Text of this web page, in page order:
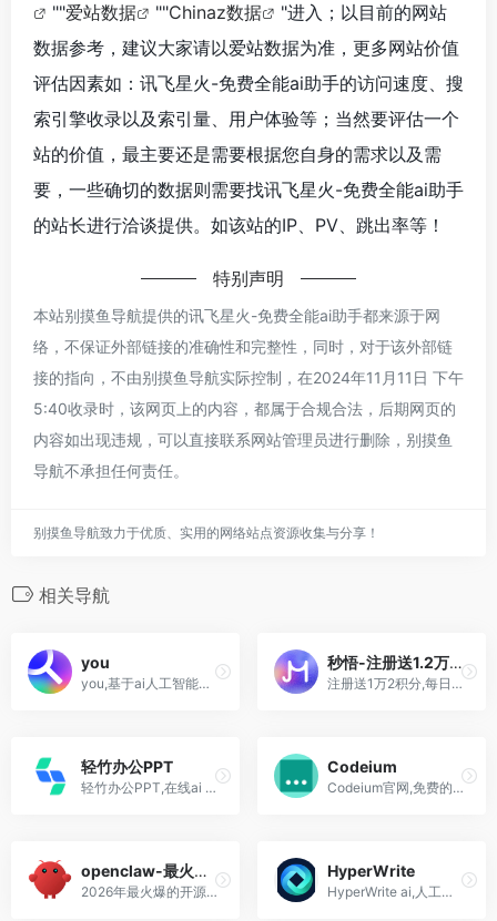
""爱站数据 ""Chinaz数据
"进入；以目前的网站
数据参考，建议大家请以爱站数据为准，更多网站价值
评估因素如：讯飞星火-免费全能ai助手的访问速度、搜
索引擎收录以及索引量、用户体验等；当然要评估一个
站的价值，最主要还是需要根据您自身的需求以及需
要，一些确切的数据则需要找讯飞星火-免费全能ai助手
的站长进行洽谈提供。如该站的IP、PV、跳出率等！
特别声明
本站别摸鱼导航提供的讯飞星火-免费全能ai助手都来源于网
络，不保证外部链接的准确性和完整性，同时，对于该外部链
接的指向，不由别摸鱼导航实际控制，在2024年11月11日 下午
5:40收录时，该网页上的内容，都属于合规合法，后期网页的
内容如出现违规，可以直接联系网站管理员进行删除，别摸鱼
导航不承担任何责任。
别摸鱼导航致力于优质、实用的网络站点资源收集与分享！
相关导航
you
you,基于ai人工智能搜索引擎,聊天机器人,代码编写,文本写作,图片生成
秒悟-注册送1.2万积分
注册送1万2积分,每日登录送2000积分! 是阿里云推出的零代码AI应用创作平台，无需编程基础，仅靠自然语言描述需求，即可依托多模型协同，分钟级生成含前后端、数据库的完整网页与应用，自动调配云端资源并一键部署上线，适配个人建站、活动页面、简易后台搭建等多元场景，大幅降低应用开发门槛。
轻竹办公PPT
轻竹办公PPT,在线ai ppt智能自动生成工具
Codeium
Codeium官网,免费的 AI 驱动...
openclaw-最火AI神器
2026年最火爆的开源AI智能体,安装,部署,配置教程-openclaw
HyperWrite
HyperWrite ai,人工智能自动写作工具软件网站